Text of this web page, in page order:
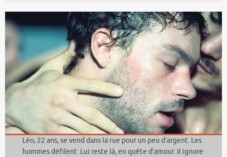
Léo, 22 ans, se vend dans la rue pour un peu d’argent. Les
hommes défilent. Lui reste là, en quête d’amour. Il ignore